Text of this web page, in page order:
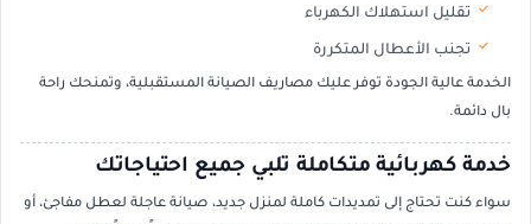
تقليل استهلاك الكهرباء
تجنب الأعطال المتكررة
الخدمة عالية الجودة توفر عليك مصاريف الصيانة المستقبلية، وتمنحك راحة
بال دائمة.
خدمة كهربائية متكاملة تلبي جميع احتياجاتك
سواء كنت تحتاج إلى تمديدات كاملة لمنزل جديد، صيانة عاجلة لعطل مفاجئ، أو